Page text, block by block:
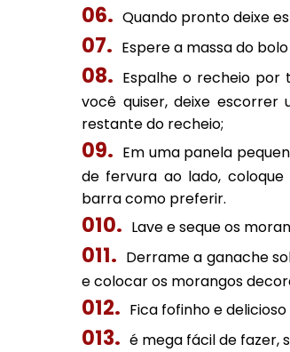
Quando pronto deixe
Espere a massa do
Espalhe o recheio
você quiser, deixe
restante do recheio;
Em uma panela
de fervura ao lado,
barra como preferir.
Lave e seque os
Derrame a ganache
e colocar os morangos
Fica fofinho e delicioso
é mega fácil de fazer,